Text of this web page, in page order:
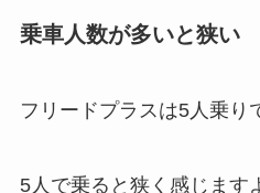
乗車人数が多いと狭い
フリードプラスは5人乗り
5人で乗ると狭く感じます